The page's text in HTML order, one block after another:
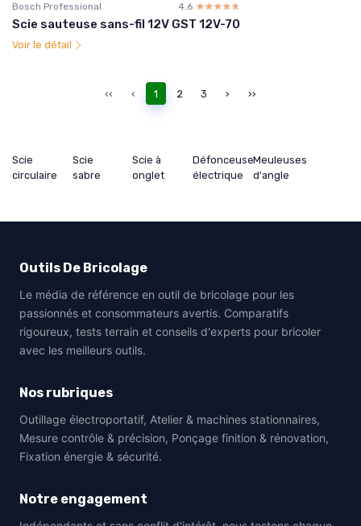
Bosch Professional 4.6 ☆☆☆☆☆
★★★★★
Scie sauteuse sans-fil 12V GST 12V-70
Voir le détail
‹‹ ‹ 1 2 3 › ››
Scie
circulaire
Scie
sabre
Scie à
onglet
Défonceuse
électrique
Meuleuses
d'angle
Outils De Bricolage
Le média de référence en outil de bricolage pour les
passionnés et consommateurs avertis. Comparatifs
rigoureux, tests terrain et conseils d'experts pour bricoler
avec les meilleurs outils.
Nos rubriques
Outillage électroportatif, Atelier & machines stationnaires,
Mesure contrôle & précision, Ponçage finition & rénovation,
Fixation énergie & sécurité.
Notre engagement